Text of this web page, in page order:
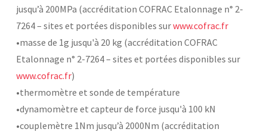
Chaînes de valeur
Qualifiantes / certifiantes
Parcours de spécialisation
A distance
A l'international
NOS LOGICIELS
Logiciels métiers
Logiciels de calcul
Aide au chiffrage
Bases de données
APPUI À L’INDUSTRIE
Programmes régionaux
Normalisation
Technologies Prioritaires 2030
RECHERCHE
jusqu’à 200MPa (accréditation COFRAC Etalonnage n° 2-
7264 – sites et portées disponibles surwww.cofrac.fr
•masse de 1g jusqu'à 20 kg (accréditation COFRAC
Etalonnage n° 2-7264 – sites et portées disponibles sur
www.cofrac.fr)
•thermomètre et sonde de température
•dynamomètre et capteur de force jusqu'à 100 kN
•couplemètre 1Nm jusqu’à 2000Nm (accréditation